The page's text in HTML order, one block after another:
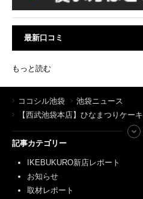
最新口コミ
もっと読む
ココシル池袋
池袋ニュース
【西武池袋本店】ひなまつりケーキ
記事カテゴリー
IKEBUKURO新店レポート
お知らせ
取材レポート